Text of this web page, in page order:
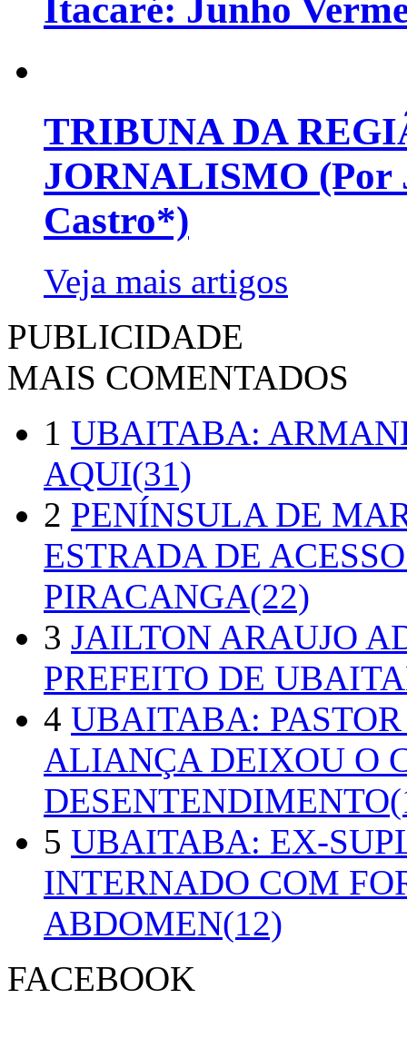
Itacaré: Junho
TRIBUNA DA
JORNALISMO (Por
Castro*)
Veja mais artigos
PUBLICIDADE
MAIS COMENTADOS
1 UBAITABA:
AQUI(31)
2 PENÍNSULA DE
ESTRADA DE
PIRACANGA(22)
3 JAILTON ARAUJO
PREFEITO DE
4 UBAITABA:
ALIANÇA DEIXOU O
5 UBAITABA: EX-
INTERNADO COM
ABDOMEN(12)
FACEBOOK